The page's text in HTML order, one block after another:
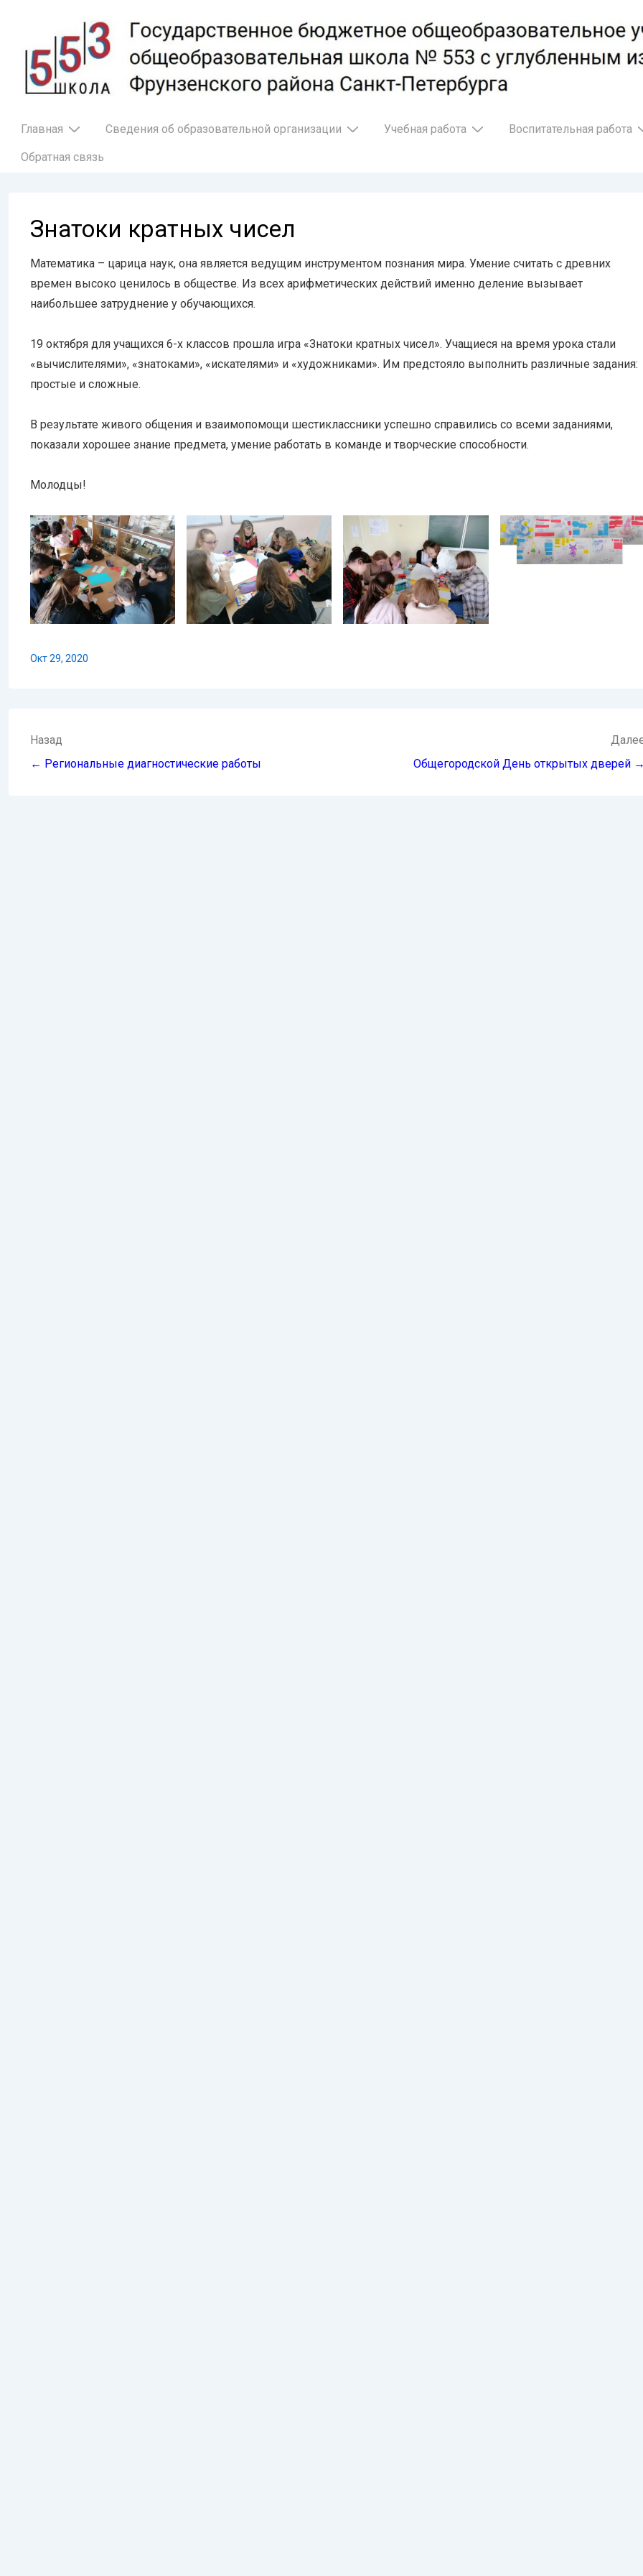
основному
содержимому
Основная
Главная Сведения об образовательной организации Учебная работа Воспитательная работа
Обратная связь
Знатоки кратных чисел
Математика – царица наук, она является ведущим инструментом познания мира. Умение считать с древних
времен высоко ценилось в обществе. Из всех арифметических действий именно деление вызывает
наибольшее затруднение у обучающихся.
19 октября для учащихся 6-х классов прошла игра «Знатоки кратных чисел». Учащиеся на время урока стали
«вычислителями», «знатоками», «искателями» и «художниками». Им предстояло выполнить различные задания:
простые и сложные.
В результате живого общения и взаимопомощи шестиклассники успешно справились со всеми заданиями,
показали хорошее знание предмета, умение работать в команде и творческие способности.
Молодцы!
Окт 29, 2020
Навигация
по
Назад
← Региональные диагностические работы
Общегородской День открытых дверей